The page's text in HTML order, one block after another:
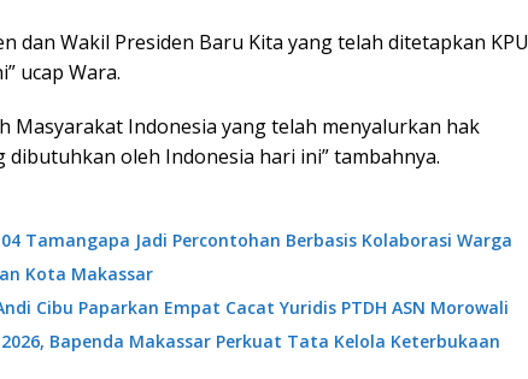
dan Wakil Presiden Baru Kita yang telah ditetapkan KPU
ucap Wara.
Masyarakat Indonesia yang telah menyalurkan hak
dibutuhkan oleh Indonesia hari ini” tambahnya.
Tamangapa Jadi Percontohan Berbasis Kolaborasi Warga
Kota Makassar
Cibu Paparkan Empat Cacat Yuridis PTDH ASN Morowali
Bapenda Makassar Perkuat Tata Kelola Keterbukaan